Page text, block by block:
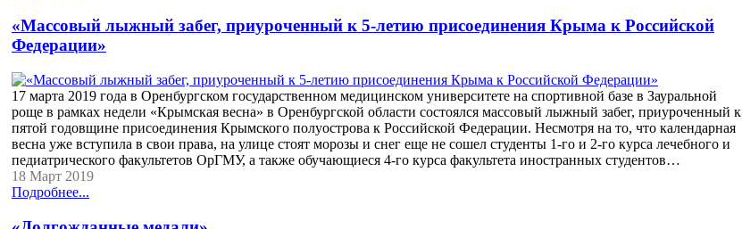
«Массовый лыжный забег, приуроченный к 5-летию присоединения Крыма к Российской
Федерации»
17 марта 2019 года в Оренбургском государственном медицинском университете на спортивной базе в Зауральной
роще в рамках недели «Крымская весна» в Оренбургской области состоялся массовый лыжный забег, приуроченный к
пятой годовщине присоединения Крымского полуострова к Российской Федерации. Несмотря на то, что календарная
весна уже вступила в свои права, на улице стоят морозы и снег еще не сошел студенты 1-го и 2-го курса лечебного и
педиатрического факультетов ОрГМУ, а также обучающиеся 4-го курса факультета иностранных студентов…
18 Март 2019
Подробнее...